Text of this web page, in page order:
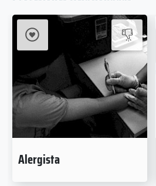
Alergista